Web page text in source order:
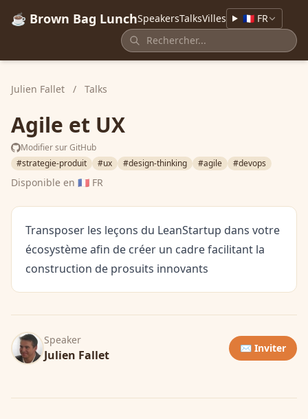
☕ Brown Bag LunchSpeakersTalksVilles 🇫🇷 FR
Julien Fallet / Talks
Agile et UX
Modifier sur GitHub
#strategie-produit
#ux #design-thinking #agile #devops
Disponible en 🇫🇷 FR
Transposer les leçons du LeanStartup dans votre
écosystème afin de créer un cadre facilitant la
construction de prosuits innovants
Speaker
Julien Fallet ✉️ Inviter